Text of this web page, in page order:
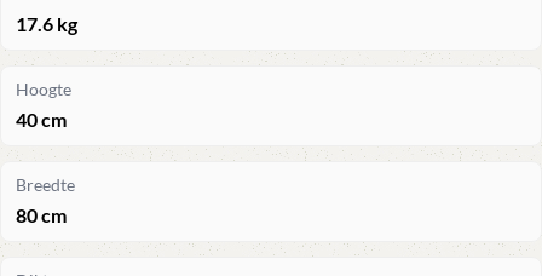
17.6 kg
Hoogte
40 cm
Breedte
80 cm